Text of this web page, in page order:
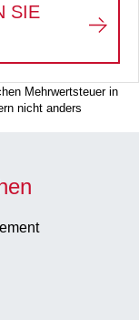
SIE
Mehrwertsteuer in
nicht anders